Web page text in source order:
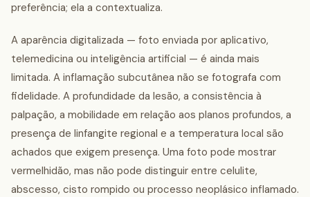
preferência; ela a contextualiza.
A aparência digitalizada — foto enviada por aplicativo,
telemedicina ou inteligência artificial — é ainda mais
limitada. A inflamação subcutânea não se fotografa com
fidelidade. A profundidade da lesão, a consistência à
palpação, a mobilidade em relação aos planos profundos, a
presença de linfangite regional e a temperatura local são
achados que exigem presença. Uma foto pode mostrar
vermelhidão, mas não pode distinguir entre celulite,
abscesso, cisto rompido ou processo neoplásico inflamado.